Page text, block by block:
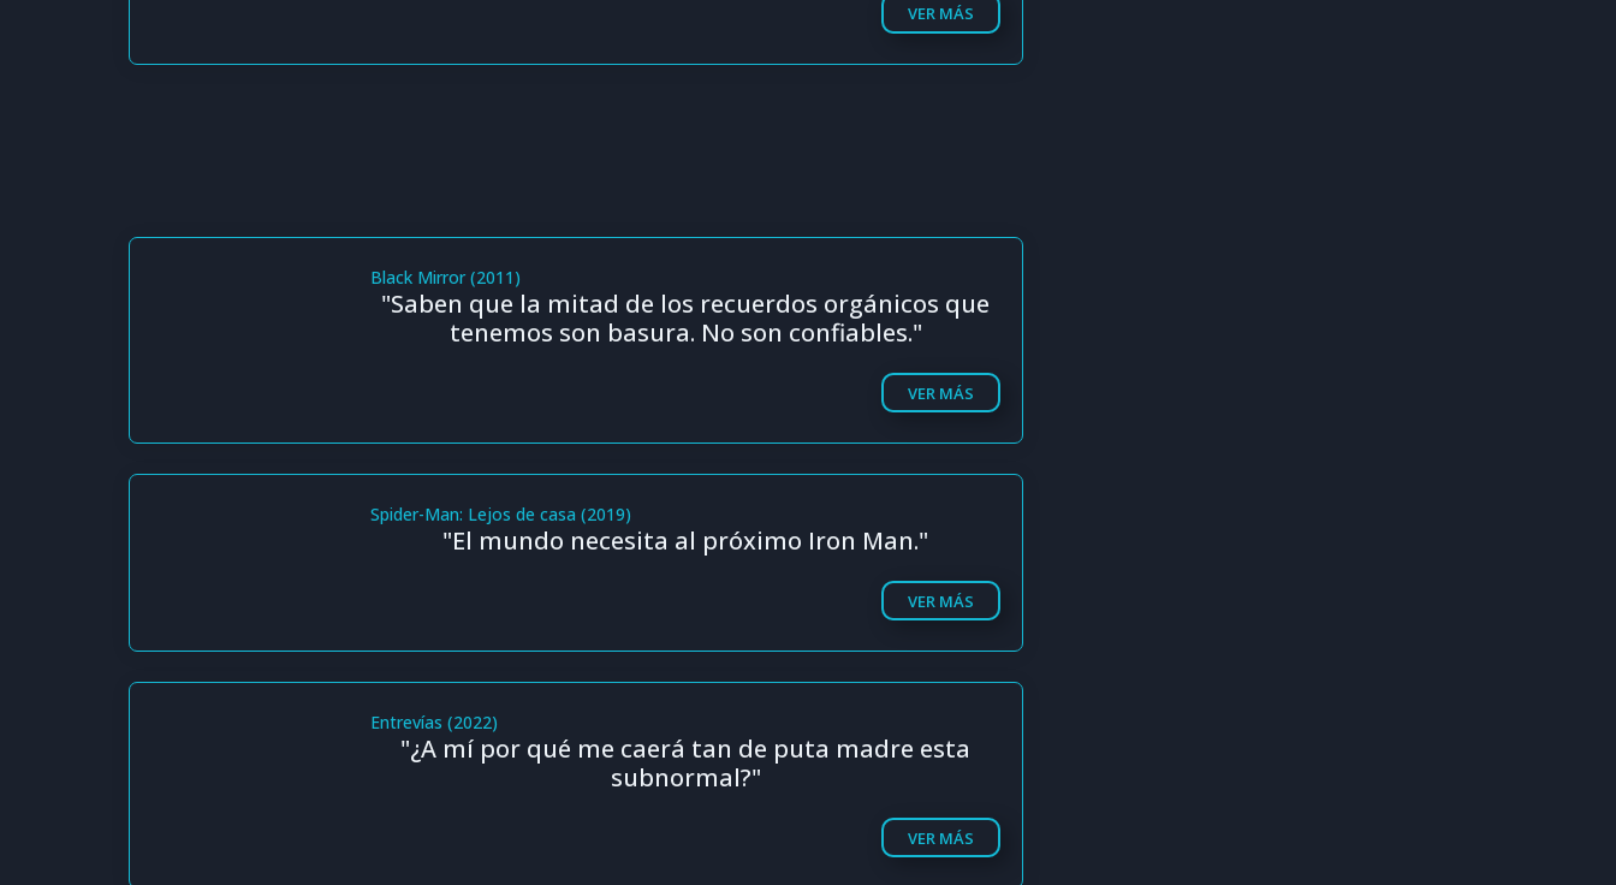
VER MÁS
Black Mirror (2011)
"Saben que la mitad de los recuerdos orgánicos que
tenemos son basura. No son confiables."
VER MÁS
Spider-Man: Lejos de casa (2019)
"El mundo necesita al próximo Iron Man."
VER MÁS
Entrevías (2022)
"¿A mí por qué me caerá tan de puta madre esta
subnormal?"
VER MÁS